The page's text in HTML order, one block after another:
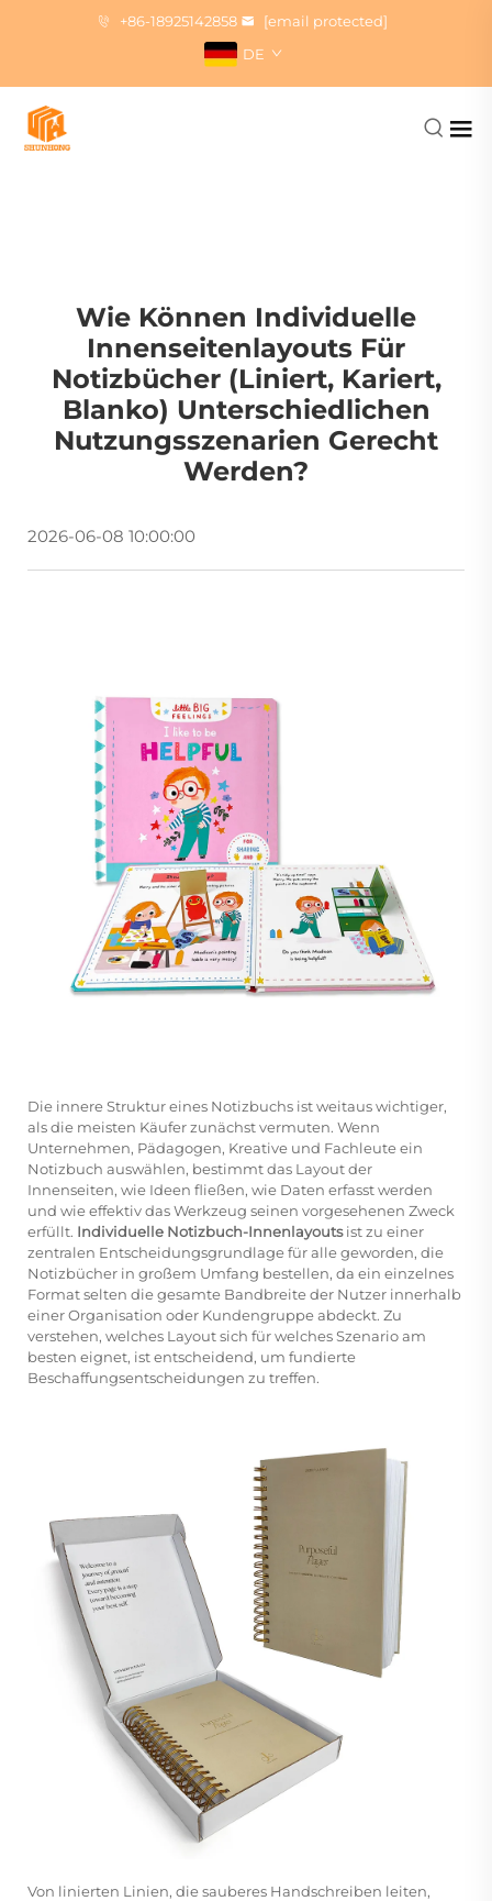
+86-18925142858
[email protected]
DE
Wie Können Individuelle
Innenseitenlayouts Für
Notizbücher (liniert, Kariert,
Blanko) Unterschiedlichen
Nutzungsszenarien Gerecht
Werden?
2026-06-08 10:00:00
Die innere Struktur eines Notizbuchs ist weitaus wichtiger,
als die meisten Käufer zunächst vermuten. Wenn
Unternehmen, Pädagogen, Kreative und Fachleute ein
Notizbuch auswählen, bestimmt das Layout der
Innenseiten, wie Ideen fließen, wie Daten erfasst werden
und wie effektiv das Werkzeug seinen vorgesehenen Zweck
erfüllt. Individuelle Notizbuch-Innenlayoutsist zu einer
zentralen Entscheidungsgrundlage für alle geworden, die
Notizbücher in großem Umfang bestellen, da ein einzelnes
Format selten die gesamte Bandbreite der Nutzer innerhalb
einer Organisation oder Kundengruppe abdeckt. Zu
verstehen, welches Layout sich für welches Szenario am
besten eignet, ist entscheidend, um fundierte
Beschaffungsentscheidungen zu treffen.
Von linierten Linien, die sauberes Handschreiben leiten,